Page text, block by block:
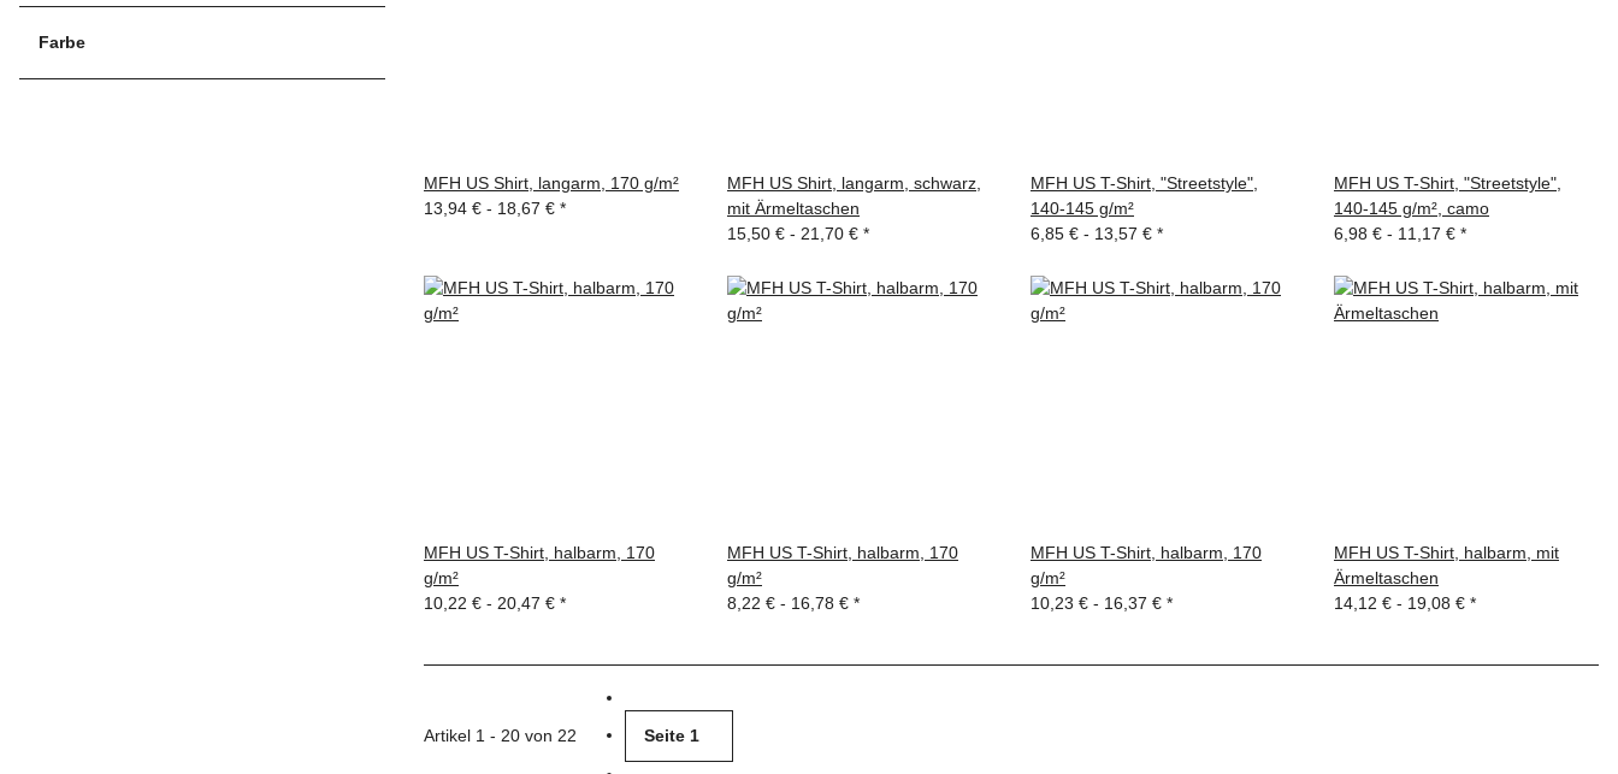
MFH US Shirt, langarm, 170 g/m²
13,94 € - 18,67 € *
MFH US Shirt, langarm, schwarz,
mit Ärmeltaschen
15,50 € - 21,70 € *
MFH US T-Shirt, "Streetstyle",
140-145 g/m²
6,85 € - 13,57 € *
MFH US T-Shirt, "Streetstyle",
140-145 g/m², camo
6,98 € - 11,17 € *
MFH US T-Shirt, halbarm, 170
g/m²
10,22 € - 20,47 € *
MFH US T-Shirt, halbarm, 170
g/m²
8,22 € - 16,78 € *
MFH US T-Shirt, halbarm, 170
g/m²
10,23 € - 16,37 € *
MFH US T-Shirt, halbarm, mit
Ärmeltaschen
14,12 € - 19,08 € *
Artikel 1 - 20 von 22 Seite 1
Farbe